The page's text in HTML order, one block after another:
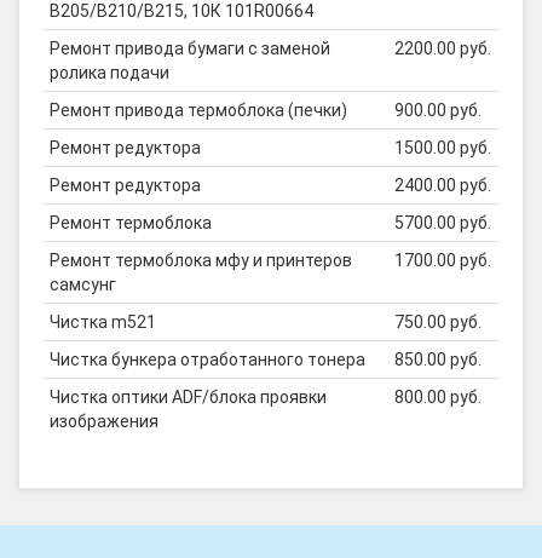
B205/B210/B215, 10К 101R00664
Ремонт привода бумаги с заменой
ролика подачи
2200.00 руб.
Ремонт привода термоблока (печки)
900.00 руб.
Ремонт редуктора
1500.00 руб.
Ремонт редуктора
2400.00 руб.
Ремонт термоблока
5700.00 руб.
Ремонт термоблока мфу и принтеров
самсунг
1700.00 руб.
Чистка m521
750.00 руб.
Чистка бункера отработанного тонера
850.00 руб.
Чистка оптики ADF/блока проявки
изображения
800.00 руб.